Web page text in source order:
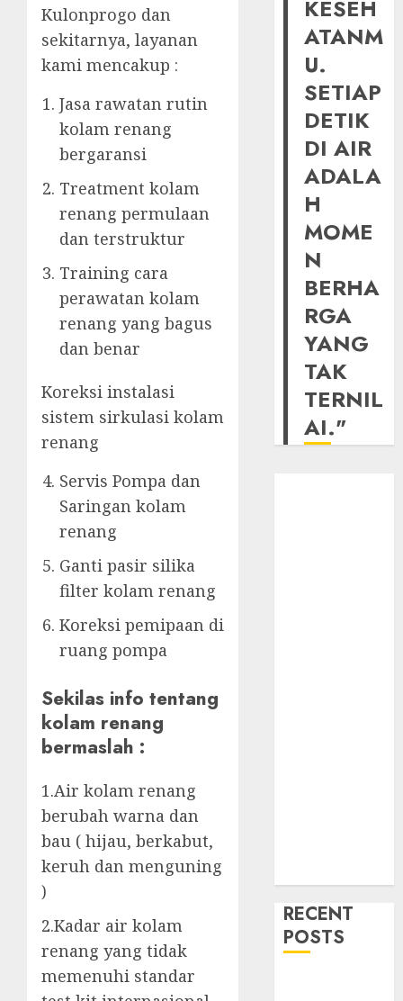
Kulonprogo dan
sekitarnya, layanan
kami mencakup :
Jasa rawatan rutin
kolam renang
bergaransi
Treatment kolam
renang permulaan
dan terstruktur
Training cara
perawatan kolam
renang yang bagus
dan benar
Koreksi instalasi
sistem sirkulasi kolam
renang
Servis Pompa dan
Saringan kolam
renang
Ganti pasir silika
filter kolam renang
Koreksi pemipaan di
ruang pompa
Sekilas info tentang
kolam renang
bermaslah :
1.Air kolam renang
berubah warna dan
bau ( hijau, berkabut,
keruh dan menguning
)
2.Kadar air kolam
renang yang tidak
memenuhi standar
KESEH
ATANM
U.
SETIAP
DETIK
DI AIR
ADALA
H
MOME
N
BERHA
RGA
YANG
TAK
TERNIL
AI."
RECENT
POSTS